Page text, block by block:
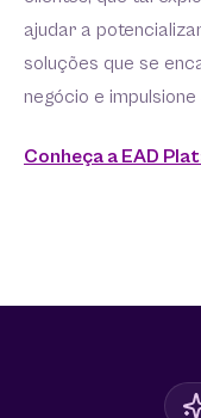
ajudar a
soluções que se
negócio e
Conheça a EAD